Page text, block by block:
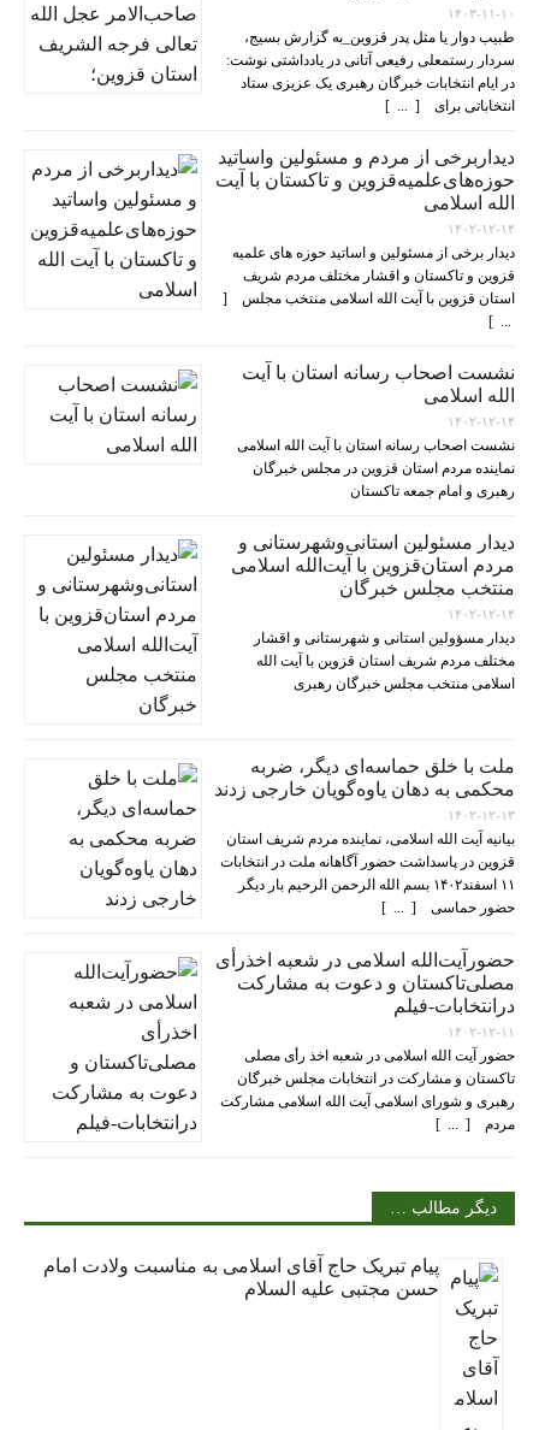
۱۴۰۳-۱۱-۱۰
طبیب دوار یا مثل پدر قزوین_به گزارش بسیج،
سردار رستمعلی رفیعی آتانی در یادداشتی نوشت:
در ایام انتخابات خبرگان رهبری یک عزیزی ستاد
انتخاباتی برای [ ... ]
دیداربرخی از مردم و مسئولین واساتید
حوزه‌های‌علمیه‌قزوین و تاکستان با آیت
الله اسلامی
۱۴۰۲-۱۲-۱۴
دیدار برخی از مسئولین و اساتید حوزه های علمیه
قزوین و تاکستان و اقشار مختلف مردم شریف
استان قزوین با آیت الله اسلامی منتخب مجلس [
... ]
نشست اصحاب رسانه استان با آیت
الله اسلامی
۱۴۰۲-۱۲-۱۴
نشست اصحاب رسانه استان با آیت الله اسلامی
نماینده مردم استان قزوین در مجلس خبرگان
رهبری و امام جمعه تاکستان
دیدار مسئولین استانی‌وشهرستانی و
مردم‌ استان‌قزوین با آیت‌الله‌ اسلامی
منتخب مجلس‌ خبرگان
۱۴۰۲-۱۲-۱۴
دیدار مسؤولین استانی و شهرستانی و اقشار
مختلف مردم شریف استان قزوین با آیت الله
اسلامی منتخب مجلس خبرگان رهبری
ملت با خلق حماسه‌ای دیگر، ضربه
محکمی به دهان یاوه‌گویان خارجی زدند
۱۴۰۲-۱۲-۱۳
بیانیه آیت الله اسلامی، نماینده مردم شریف استان
قزوین در پاسداشت حضور آگاهانه ملت در انتخابات
۱۱ اسفند۱۴۰۲ بسم الله الرحمن الرحیم بار دیگر
حضور حماسی [ ... ]
حضورآیت‌الله اسلامی در شعبه اخذرأی
مصلی‌تاکستان و دعوت به مشارکت
درانتخابات-فیلم
۱۴۰۲-۱۲-۱۱
حضور آیت الله اسلامی در شعبه اخذ رأی مصلی
تاکستان و مشارکت در انتخابات مجلس خبرگان
رهبری و شورای اسلامی آیت الله اسلامی مشارکت
مردم [ ... ]
دیگر مطالب …
پیام تبریک حاج آقای اسلامی به مناسبت ولادت امام
حسن مجتبی علیه السلام